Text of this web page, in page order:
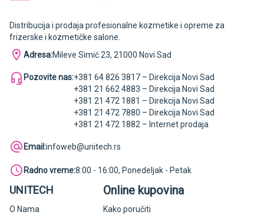
Distribucija i prodaja profesionalne kozmetike i opreme za
frizerske i kozmetičke salone.
Adresa:Mileve Simić 23, 21000 Novi Sad
Pozovite nas:+381 64 826 3817 – Direkcija Novi Sad
+381 21 662 4883 – Direkcija Novi Sad
+381 21 472 1881 – Direkcija Novi Sad
+381 21 472 7880 – Direkcija Novi Sad
+381 21 472 1882 – Internet prodaja
Email:infoweb@unitech.rs
Radno vreme:8:00 - 16:00, Ponedeljak - Petak
UNITECH
O Nama
Online kupovina
Kako poručiti